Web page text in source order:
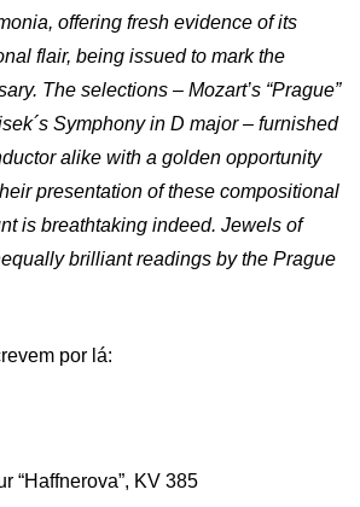
offering fresh evidence of its
flair, being issued to mark the
The selections – Mozart’s “Prague”
Symphony in D major – furnished
alike with a golden opportunity
presentation of these compositional
is breathtaking indeed. Jewels of
brilliant readings by the Prague
por lá:
“Haffnerova”, KV 385